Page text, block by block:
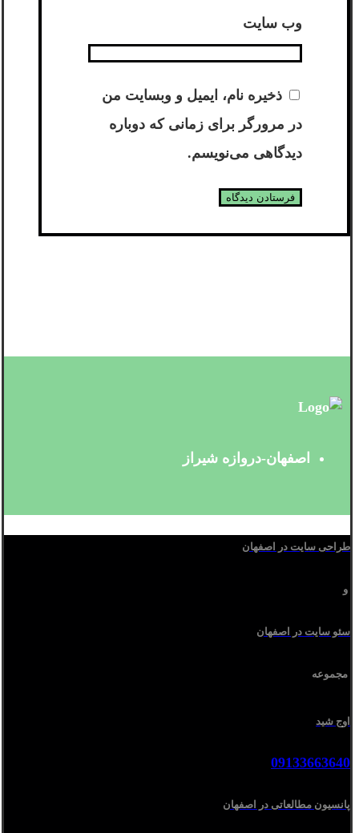
وب‌ سایت
ذخیره نام، ایمیل و وبسایت من
در مرورگر برای زمانی که دوباره
دیدگاهی می‌نویسم.
اصفهان-دروازه شیراز
طراحی سایت در اصفهان
و
سئو سایت در اصفهان
مجموعه
اوج شید
09133663640
پانسیون مطالعاتی در اصفهان